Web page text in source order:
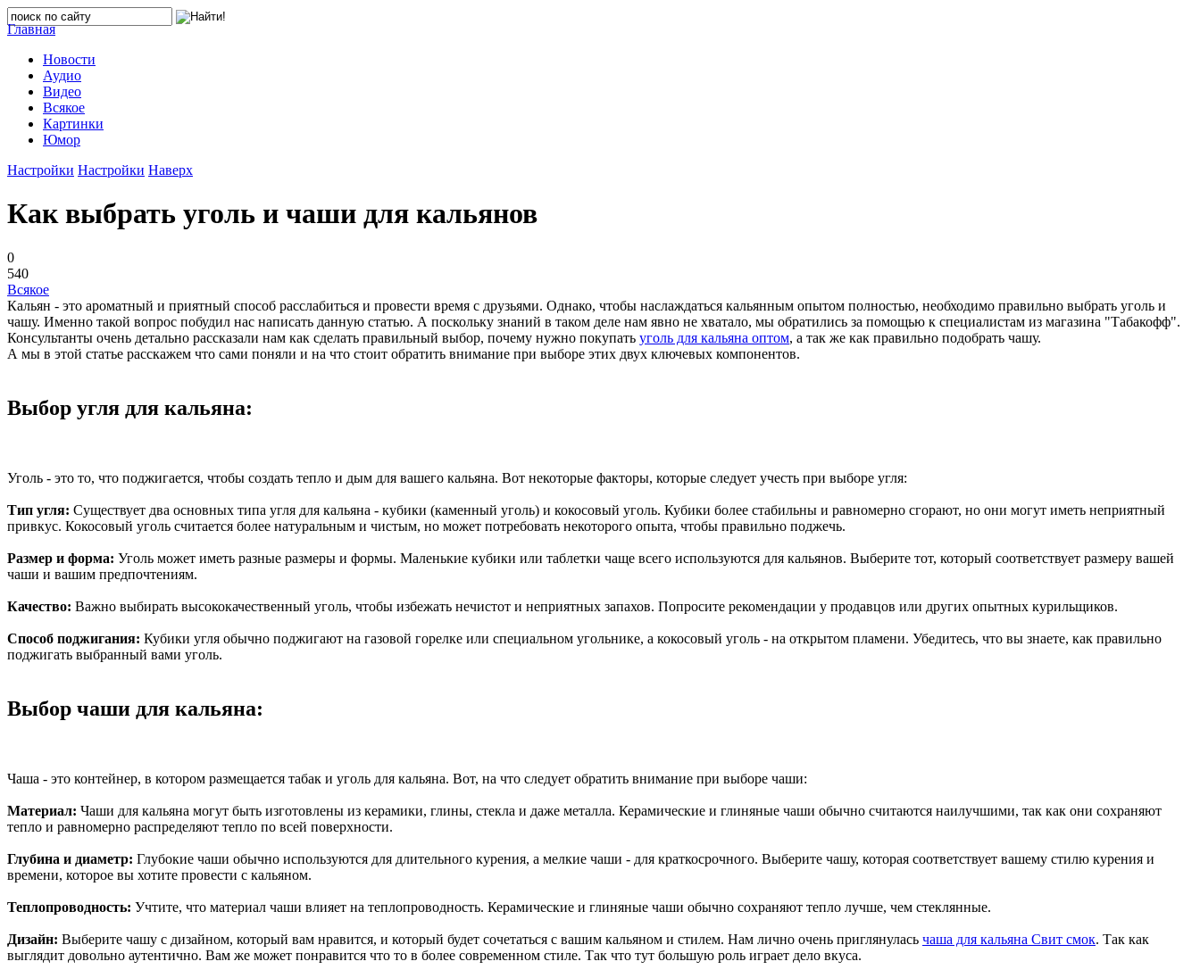
Главная
Новости
Аудио
Видео
Всякое
Картинки
Юмор
Настройки Настройки Наверх
Как выбрать уголь и чаши для кальянов
0
540
Всякое
Кальян - это ароматный и приятный способ расслабиться и провести время с друзьями. Однако, чтобы наслаждаться кальянным опытом полностью, необходимо правильно выбрать уголь и
чашу. Именно такой вопрос побудил нас написать данную статью. А поскольку знаний в таком деле нам явно не хватало, мы обратились за помощью к специалистам из магазина "Табакофф".
Консультанты очень детально рассказали нам как сделать правильный выбор, почему нужно покупать уголь для кальяна оптом, а так же как правильно подобрать чашу.
А мы в этой статье расскажем что сами поняли и на что стоит обратить внимание при выборе этих двух ключевых компонентов.
Выбор угля для кальяна:
Уголь - это то, что поджигается, чтобы создать тепло и дым для вашего кальяна. Вот некоторые факторы, которые следует учесть при выборе угля:
Тип угля: Существует два основных типа угля для кальяна - кубики (каменный уголь) и кокосовый уголь. Кубики более стабильны и равномерно сгорают, но они могут иметь неприятный
привкус. Кокосовый уголь считается более натуральным и чистым, но может потребовать некоторого опыта, чтобы правильно поджечь.
Размер и форма: Уголь может иметь разные размеры и формы. Маленькие кубики или таблетки чаще всего используются для кальянов. Выберите тот, который соответствует размеру вашей
чаши и вашим предпочтениям.
Качество: Важно выбирать высококачественный уголь, чтобы избежать нечистот и неприятных запахов. Попросите рекомендации у продавцов или других опытных курильщиков.
Способ поджигания: Кубики угля обычно поджигают на газовой горелке или специальном угольнике, а кокосовый уголь - на открытом пламени. Убедитесь, что вы знаете, как правильно
поджигать выбранный вами уголь.
Выбор чаши для кальяна:
Чаша - это контейнер, в котором размещается табак и уголь для кальяна. Вот, на что следует обратить внимание при выборе чаши:
Материал: Чаши для кальяна могут быть изготовлены из керамики, глины, стекла и даже металла. Керамические и глиняные чаши обычно считаются наилучшими, так как они сохраняют
тепло и равномерно распределяют тепло по всей поверхности.
Глубина и диаметр: Глубокие чаши обычно используются для длительного курения, а мелкие чаши - для краткосрочного. Выберите чашу, которая соответствует вашему стилю курения и
времени, которое вы хотите провести с кальяном.
Теплопроводность: Учтите, что материал чаши влияет на теплопроводность. Керамические и глиняные чаши обычно сохраняют тепло лучше, чем стеклянные.
Дизайн: Выберите чашу с дизайном, который вам нравится, и который будет сочетаться с вашим кальяном и стилем. Нам лично очень приглянулась чаша для кальяна Свит смок. Так как
выглядит довольно аутентично. Вам же может понравится что то в более современном стиле. Так что тут большую роль играет дело вкуса.